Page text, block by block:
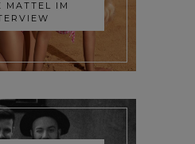
MATTEL IM